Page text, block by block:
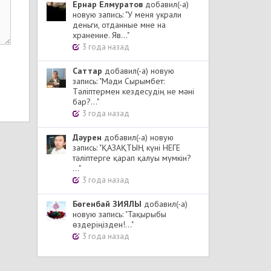
Ернар Елмуратов добавил(-а)
новую запись: "У меня украли
деньги, отданные мне на
хранение. Яв..."
3 года назад
Cаттар добавил(-а) новую
запись: "Мәди Сырымбет:
Тәліптермен кездесудің не мәні
бар?..."
3 года назад
Дәурен добавил(-а) новую
запись: "ҚАЗАҚТЫҢ күні НЕГЕ
тәліптерге қарап қалуы мүмкін?
..."
3 года назад
Бөгенбай ЗИЯЛЫ добавил(-а)
новую запись: "Тақырыбы
өздеріңізден!..."
3 года назад